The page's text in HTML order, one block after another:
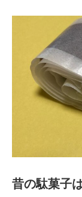
昔の駄菓子